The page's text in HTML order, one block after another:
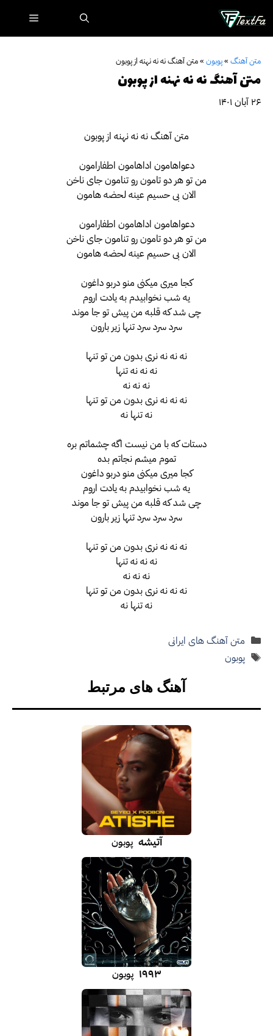
محتوا
فهرست
متن آهنگ »پوبون »متن آهنگ نه نه نهنه از پوبون
متن آهنگ نه نه نهنه از پوبون
۲۶ آبان ۱۴۰۱
متن آهنگ نه نه نهنه از پوبون
دعواهامون اداهامون اطفارامون
من تو هر دو تامون رو تنامون جای ناخن
الان بی حسیم عینه لحضه هامون
دعواهامون اداهامون اطفارامون
من تو هر دو تامون رو تنامون جای ناخن
الان بی حسیم عینه لحضه هامون
کجا میری میکنی منو دربو داغون
یه شب نخوابیدم به یادت اروم
چی شد که قلبه من پیش تو جا موند
سرد سرد سرد تنها زیر بارون
نه نه نه نری بدون من تو تنها
نه نه نه تنها
نه نه نه
نه نه نه نری بدون من تو تنها
نه تنها نه
دستات که با من نیست اگه چشماتم بره
تموم میشم نجاتم بده
کجا میری میکنی منو دربو داغون
یه شب نخوابیدم به یادت اروم
چی شد که قلبه من پیش تو جا موند
سرد سرد سرد تنها زیر بارون
نه نه نه نری بدون من تو تنها
نه نه نه تنها
نه نه نه
نه نه نه نری بدون من تو تنها
نه تنها نه
دسته‌ها
متن آهنگ های ایرانی
برچسب‌ها
پوبون
آهنگ های مرتبط
آتیشه پوبون
۱۹۹۳ پوبون